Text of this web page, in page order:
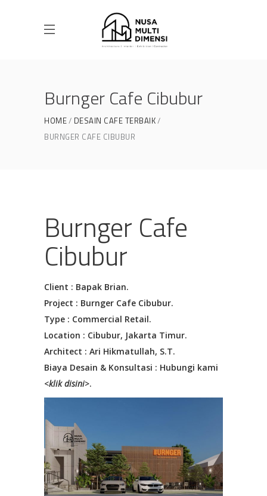
Burnger Cafe Cibubur
HOME
DESAIN CAFE TERBAIK
BURNGER CAFE CIBUBUR
Burnger Cafe
Cibubur
Client : Bapak Brian.
Project : Burnger Cafe Cibubur.
Type : Commercial Retail.
Location : Cibubur, Jakarta Timur.
Architect : Ari Hikmatullah, S.T.
Biaya Desain & Konsultasi : Hubungi kami
<klik disini>.